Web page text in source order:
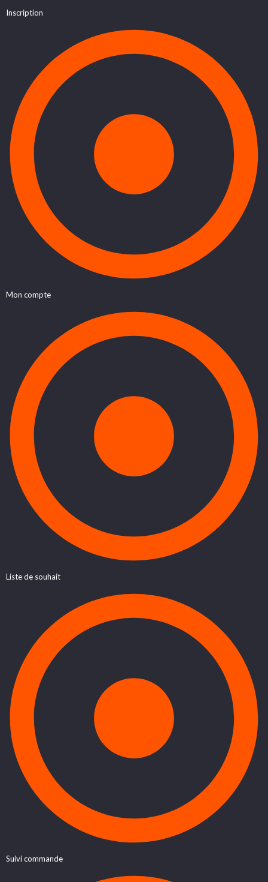
Inscription
Mon compte
Liste de souhait
Suivi commande